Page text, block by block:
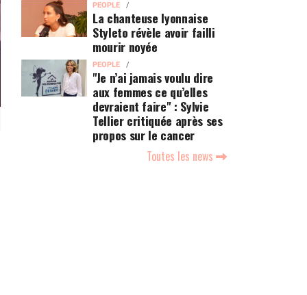
PEOPLE
La chanteuse lyonnaise
Styleto révèle avoir failli
mourir noyée
PEOPLE
"Je n’ai jamais voulu dire
aux femmes ce qu’elles
devraient faire" : Sylvie
Tellier critiquée après ses
propos sur le cancer
Toutes les news